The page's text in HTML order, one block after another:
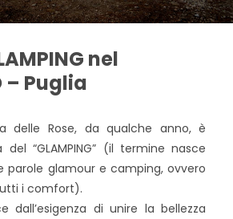
nel
– Puglia
delle Rose, da qualche anno, è
“GLAMPING” (il termine nasce
parole glamour e camping, ovvero
i comfort).
dall’esigenza di unire la bellezza